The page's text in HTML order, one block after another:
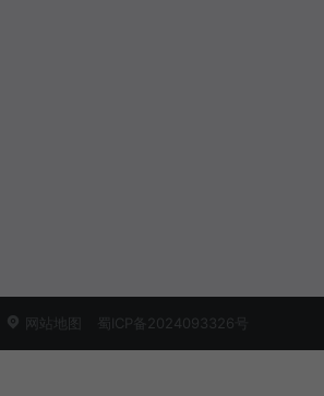
网站地图 蜀ICP备2024093326号